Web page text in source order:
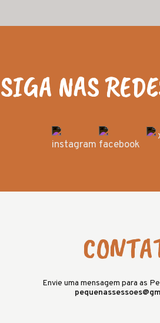
SIGA NAS
Envie uma mensagem para as